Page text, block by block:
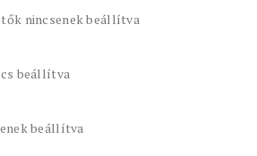
nincsenek beállítva
beállítva
beállítva